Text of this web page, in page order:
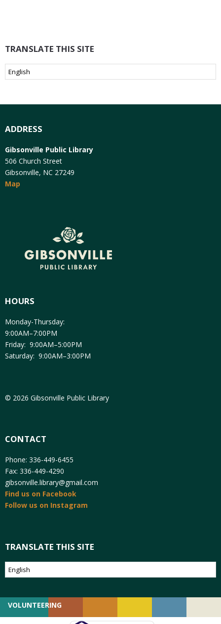
TRANSLATE THIS SITE
ADDRESS
Gibsonville Public Library
506 Church Street
Gibsonville, NC 27249
Map
HOURS
Monday-Thursday:
9:00AM–7:00PM
Friday: 9:00AM–5:00PM
Saturday: 9:00AM–3:00PM
© 2026 Gibsonville Public Library
CONTACT
Phone: 336-449-6455
Fax: 336-449-4290
gibsonville.library@gmail.com
Find us on Facebook
Follow us on Instagram
TRANSLATE THIS SITE
VOLUNTEERING